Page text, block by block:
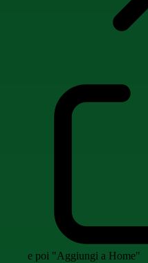
e poi "Aggiungi a Home"